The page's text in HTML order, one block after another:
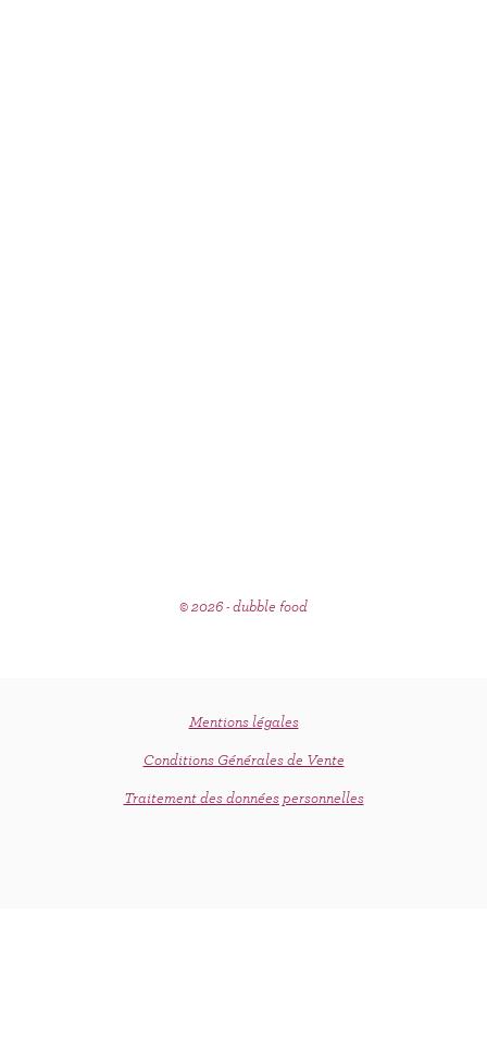
Mentions légales
Conditions Générales de Vente
© 2026 - dubble food
Traitement des données personnelles